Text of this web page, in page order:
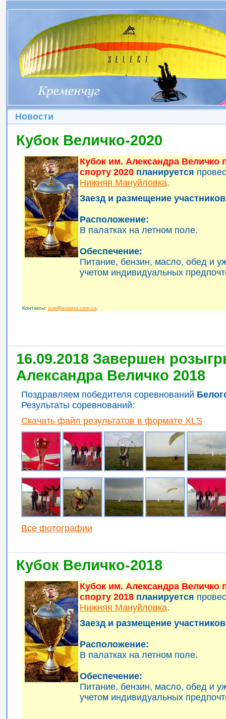
Новости
Кубок Величко-2020
Кубок им. Александра Величко
спорту 2020 планируется
Нижняя Мануйловка.
Заезд и размещение
Расположение:
В палатках на летном поле.
Обеспечение:
Питание, бензин, масло, обед и
учетом индивидуальных
Контакты: avp@avispro.com.ua
16.09.2018 Завершен
Александра Величко 2018
Поздравляем победителя соревнований
Результаты соревнований:
Скачать файл результатов в формате XLS
Все фотографии
Кубок Величко-2018
Кубок им. Александра Величко
спорту 2018 планируется
Нижняя Мануйловка.
Заезд и размещение
Расположение:
В палатках на летном поле.
Обеспечение:
Питание, бензин, масло, обед и
учетом индивидуальных